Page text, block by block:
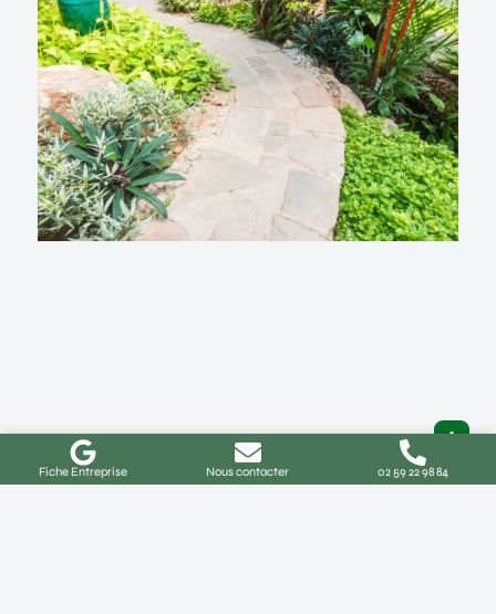
Fiche Entreprise Nous contacter 02 59 22 98 84
Aménagement de jardin à Buchy :